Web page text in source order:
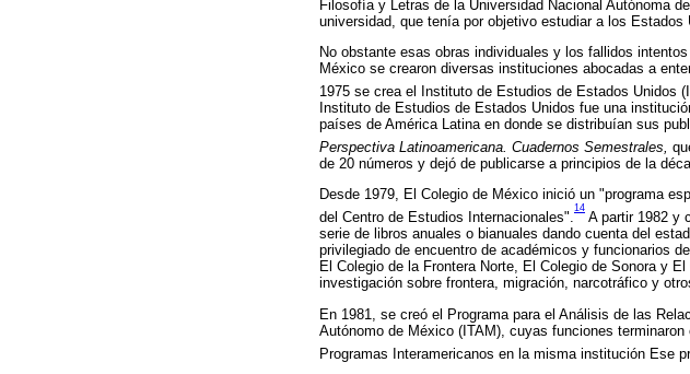
Filosofía y Letras de la Universidad Nacional Autónoma
universidad, que tenía por objetivo estudiar a los Estados
No obstante esas obras individuales y los fallidos
México se crearon diversas instituciones abocadas a
1975 se crea el Instituto de Estudios de Estados Unidos
Instituto de Estudios de Estados Unidos fue una
países de América Latina en donde se distribuían sus
Perspectiva Latinoamericana. Cuadernos Semestrales,
de 20 números y dejó de publicarse a principios de la
Desde 1979, El Colegio de México inició un "programa
del Centro de Estudios Internacionales".
14
A partir 1982 y
serie de libros anuales o bianuales dando cuenta del
privilegiado de encuentro de académicos y funcionarios
El Colegio de la Frontera Norte, El Colegio de Sonora y
investigación sobre frontera, migración, narcotráfico y
En 1981, se creó el Programa para el Análisis de las
Autónomo de México (ITAM), cuyas funciones
Programas Interamericanos en la misma institución Ese